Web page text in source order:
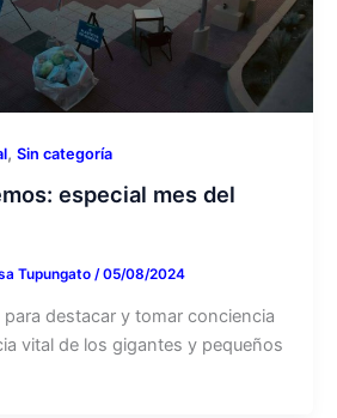
, Sin categoría
especial mes del
Tupungato /05/08/2024
destacar y tomar conciencia
vital de los gigantes y pequeños